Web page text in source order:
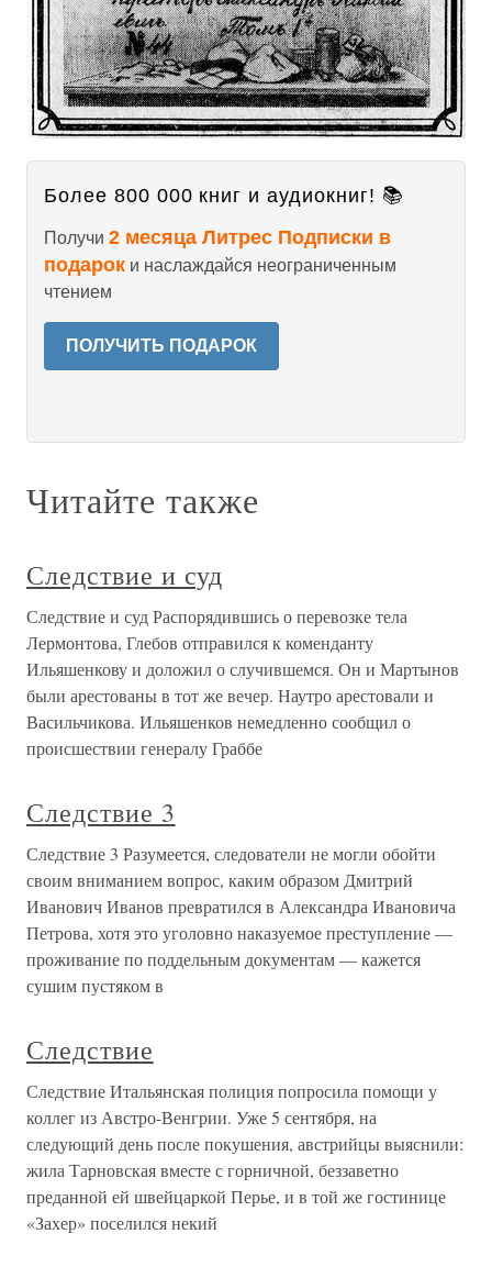
Более 800 000 книг и аудиокниг! 📚
Получи 2 месяца Литрес Подписки в
подарок и наслаждайся неограниченным
чтением
ПОЛУЧИТЬ ПОДАРОК
Читайте также
Следствие и суд
Следствие и суд Распорядившись о перевозке тела
Лермонтова, Глебов отправился к коменданту
Ильяшенкову и доложил о случившемся. Он и Мартынов
были арестованы в тот же вечер. Наутро арестовали и
Васильчикова. Ильяшенков немедленно сообщил о
происшествии генералу Граббе
Следствие 3
Следствие 3 Разумеется, следователи не могли обойти
своим вниманием вопрос, каким образом Дмитрий
Иванович Иванов превратился в Александра Ивановича
Петрова, хотя это уголовно наказуемое преступление —
проживание по поддельным документам — кажется
сушим пустяком в
Следствие
Следствие Итальянская полиция попросила помощи у
коллег из Австро-Венгрии. Уже 5 сентября, на
следующий день после покушения, австрийцы выяснили:
жила Тарновская вместе с горничной, беззаветно
преданной ей швейцаркой Перье, и в той же гостинице
«Захер» поселился некий